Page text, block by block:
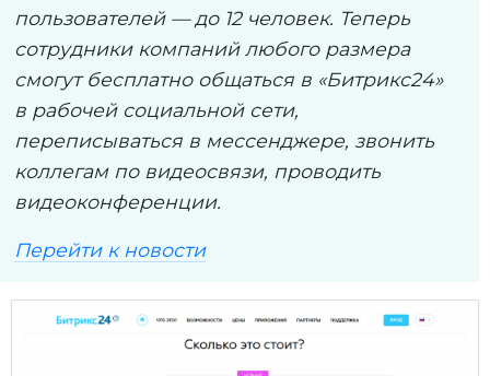
пользователей — до 12 человек. Теперь
сотрудники компаний любого размера
смогут бесплатно общаться в «Битрикс24»
в рабочей социальной сети,
переписываться в мессенджере, звонить
коллегам по видеосвязи, проводить
видеоконференции.
Перейти к новости